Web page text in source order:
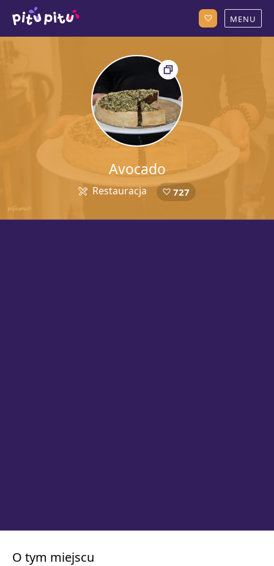
Avocado
5 Restauracja 727
O tym miejscu